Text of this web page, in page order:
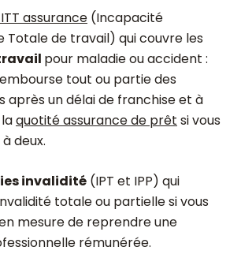
assurance (Incapacité
Totale de travail) qui couvre les
pour maladie ou accident :
tout ou partie des
après un délai de franchise et à
quotité assurance de prêt si vous
deux.
invalidité (IPT et IPP) qui
totale ou partielle si vous
mesure de reprendre une
rémunérée.